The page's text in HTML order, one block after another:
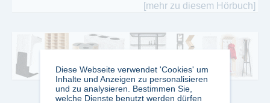
[mehr zu diesem Hörbuch]
Diese Webseite verwendet 'Cookies' um
Inhalte und Anzeigen zu personalisieren
und zu analysieren. Bestimmen Sie,
welche Dienste benutzt werden dürfen